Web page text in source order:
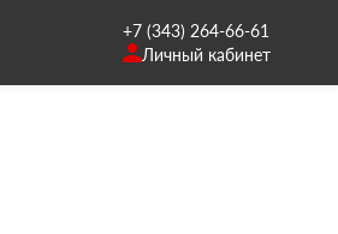
+7 (343) 264-66-61
Личный кабинет